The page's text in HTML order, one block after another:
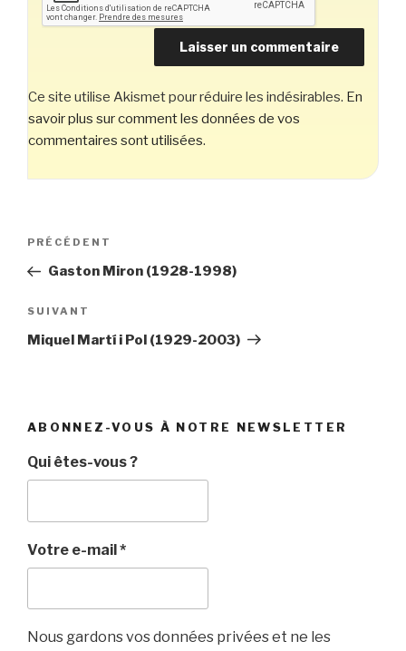
Ce site utilise Akismet pour réduire les indésirables. En
savoir plus sur comment les données de vos
commentaires sont utilisées.
Navigation
l’article
Article
précédent
PRÉCÉDENT
Gaston Miron (1928-1998)
Article
suivant
SUIVANT
Miquel Martí i Pol (1929-2003)
ABONNEZ-VOUS À NOTRE NEWSLETTER
Qui êtes-vous ?
Votre e-mail*
Nous gardons vos données privées et ne les